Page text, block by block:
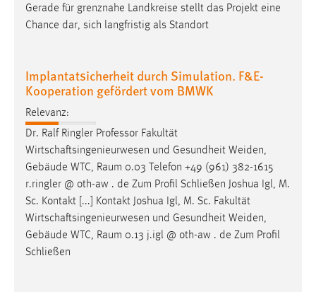
Gerade für grenznahe Landkreise stellt das Projekt eine
Chance dar, sich langfristig als Standort
Implantatsicherheit durch Simulation. F&E-
Kooperation gefördert vom BMWK
Relevanz:
Dr. Ralf Ringler Professor Fakultät
Wirtschaftsingenieurwesen und Gesundheit Weiden,
Gebäude WTC, Raum 0.03 Telefon +49 (961) 382-1615
r.ringler @ oth-aw . de Zum Profil Schließen Joshua Igl, M.
Sc. Kontakt [...] Kontakt Joshua Igl, M. Sc. Fakultät
Wirtschaftsingenieurwesen und Gesundheit Weiden,
Gebäude WTC, Raum 0.13 j.igl @ oth-aw . de Zum Profil
Schließen